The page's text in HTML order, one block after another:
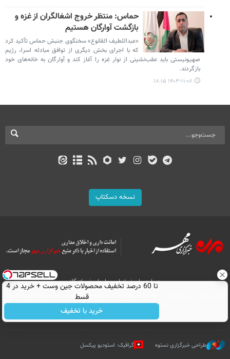
حماس: منتظر خروج اشغالگران از غزه و
بازگشت آوارگان هستیم
«عبداللطیف القانوع» سخنگوی جنبش حماس تأکید کرد
که با اجرای بخش دیگری از توافق مبادله اسرا، رژیم
صهیونیستی باید عقب‌نشینی از نوار غزه را آغاز کند و آوارگان به خانه‌های خود
بازگردند.
۱۴۰۳-۱۱-۰۶ ۱۸:۱۵
نسخه دسکتاپ
درباره ما تماس با ما
بازرگانی
All Content by Mehr News Agency is licensed under a Creative Commons
Attribution 4.0 International License.
طراحی خبرگزاری نستوه گرافیک: استودیو پیکسل
تا 60 درصد تخفیف محصولات جین وست + خرید در 4
قسط
خرید با تخفیف